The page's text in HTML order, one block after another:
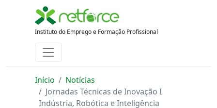
Instituto do Emprego e Formação Profissional
Início
Notícias
Jornadas Técnicas de Inovação I
Indústria, Robótica e Inteligência